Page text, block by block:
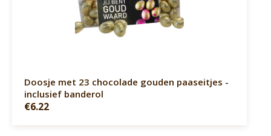
Doosje met 23 chocolade gouden paaseitjes -
inclusief banderol
€6.22